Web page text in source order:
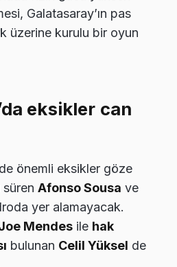
Galatasaray’ın pas
üzerine kurulu bir oyun
eksikler can
önemli eksikler göze
süren Afonso Sousa ve
yer alamayacak.
Mendes ile hak
bulunan Celil Yüksel de